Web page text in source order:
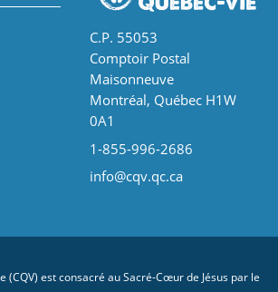
C.P. 55053
Comptoir Postal
Maisonneuve
Montréal, Québec H1W
0A1
1-855-996-2686
info@cqv.qc.ca
(CQV) est consacré au Sacré-Cœur de Jésus par le